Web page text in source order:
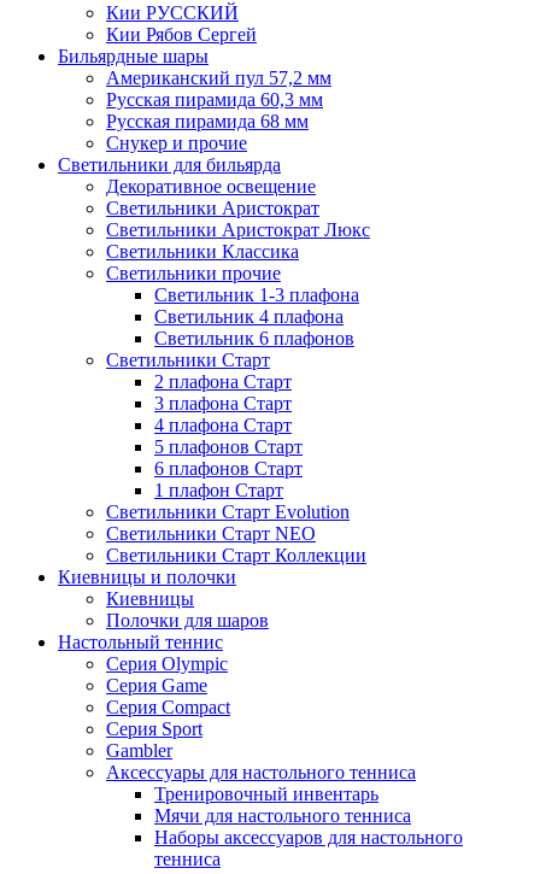
Кии РУССКИЙ
Кии Рябов Сергей
Бильярдные шары
Американский пул 57,2 мм
Русская пирамида 60,3 мм
Русская пирамида 68 мм
Снукер и прочие
Светильники для бильярда
Декоративное освещение
Светильники Аристократ
Светильники Аристократ Люкс
Светильники Классика
Светильники прочие
Светильник 1-3 плафона
Светильник 4 плафона
Светильник 6 плафонов
Светильники Старт
2 плафона Старт
3 плафона Старт
4 плафона Старт
5 плафонов Старт
6 плафонов Старт
1 плафон Старт
Светильники Старт Evolution
Светильники Старт NEO
Светильники Старт Коллекции
Киевницы и полочки
Киевницы
Полочки для шаров
Настольный теннис
Серия Olympic
Серия Game
Серия Compact
Серия Sport
Gambler
Аксессуары для настольного тенниса
Тренировочный инвентарь
Мячи для настольного тенниса
Наборы аксессуаров для настольного
тенниса